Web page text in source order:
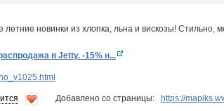
в Jetty. -15% н...
Добавлено со страницы: https://